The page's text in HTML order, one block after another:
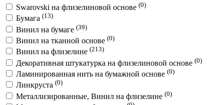
Swarovski на флизелиновой основе (0)
Бумага (13)
Винил на бумаге (39)
Винил на тканной основе (0)
Винил на флизелине (213)
Декоративная штукатурка на флизелиновой основе (0)
Ламинированная нить на бумажной основе (0)
Линкруста (0)
Металлизированные, Винил на флизелине (0)